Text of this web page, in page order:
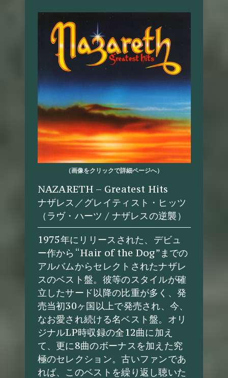
（画像をクリックで詳細ページへ）
NAZARETH – Greatest Hits
ナザレス／グレイティスト・ヒッツ
（ラヴ・ハーツ / ナザレスの逆襲）
1975年にリリースされた、デビュ
ー作から“Hair of the Dog”までの
アルバムからセレクトされたナザレ
スのベスト盤。彼等のスタイルが確
立したサード以降の比重が多く、発
売当初30ヶ国以上で発売され、今、
なお愛され続ける名ベスト盤。オリ
ジナルLP時収録の全12曲に加え
て、更に8曲のボーナスを加えた究
極のセレクション。古いファンであ
れば、このベストを繰り返し聴いた